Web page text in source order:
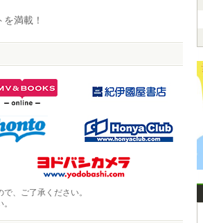
満載！
、ご了承ください。